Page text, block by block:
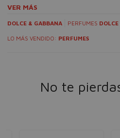
VER MÁS
DOLCE & GABBANA PERFUMES
LO MÁS VENDIDO: PERFUMES
No te